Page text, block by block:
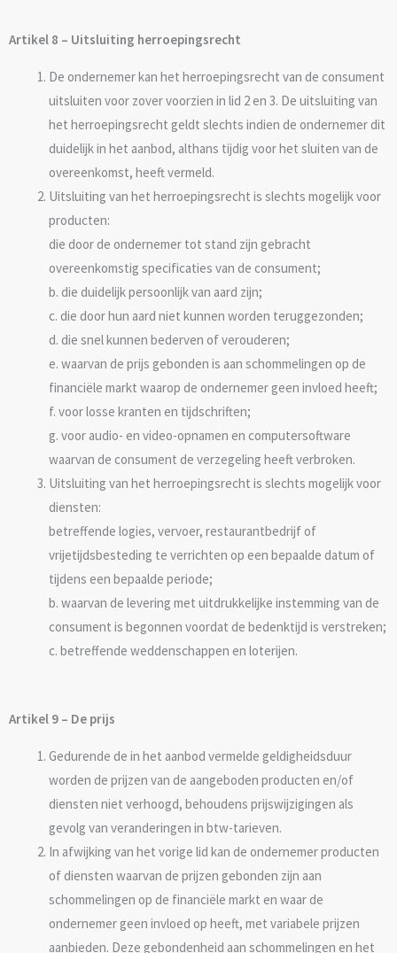
Artikel 8 – Uitsluiting herroepingsrecht
De ondernemer kan het herroepingsrecht van de consument
uitsluiten voor zover voorzien in lid 2 en 3. De uitsluiting van
het herroepingsrecht geldt slechts indien de ondernemer dit
duidelijk in het aanbod, althans tijdig voor het sluiten van de
overeenkomst, heeft vermeld.
Uitsluiting van het herroepingsrecht is slechts mogelijk voor
producten:
die door de ondernemer tot stand zijn gebracht
overeenkomstig specificaties van de consument;
b. die duidelijk persoonlijk van aard zijn;
c. die door hun aard niet kunnen worden teruggezonden;
d. die snel kunnen bederven of verouderen;
e. waarvan de prijs gebonden is aan schommelingen op de
financiële markt waarop de ondernemer geen invloed heeft;
f. voor losse kranten en tijdschriften;
g. voor audio- en video-opnamen en computersoftware
waarvan de consument de verzegeling heeft verbroken.
Uitsluiting van het herroepingsrecht is slechts mogelijk voor
diensten:
betreffende logies, vervoer, restaurantbedrijf of
vrijetijdsbesteding te verrichten op een bepaalde datum of
tijdens een bepaalde periode;
b. waarvan de levering met uitdrukkelijke instemming van de
consument is begonnen voordat de bedenktijd is verstreken;
c. betreffende weddenschappen en loterijen.
Artikel 9 – De prijs
Gedurende de in het aanbod vermelde geldigheidsduur
worden de prijzen van de aangeboden producten en/of
diensten niet verhoogd, behoudens prijswijzigingen als
gevolg van veranderingen in btw-tarieven.
In afwijking van het vorige lid kan de ondernemer producten
of diensten waarvan de prijzen gebonden zijn aan
schommelingen op de financiële markt en waar de
ondernemer geen invloed op heeft, met variabele prijzen
aanbieden. Deze gebondenheid aan schommelingen en het